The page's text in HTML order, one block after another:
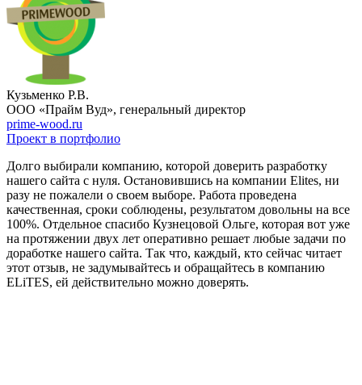
Кузьменко Р.В.
ООО «Прайм Вуд», генеральный директор
prime-wood.ru
Проект в портфолио
Долго выбирали компанию, которой доверить разработку
нашего сайта с нуля. Остановившись на компании Elites, ни
разу не пожалели о своем выборе. Работа проведена
качественная, сроки соблюдены, результатом довольны на все
100%. Отдельное спасибо Кузнецовой Ольге, которая вот уже
на протяжении двух лет оперативно решает любые задачи по
доработке нашего сайта. Так что, каждый, кто сейчас читает
этот отзыв, не задумывайтесь и обращайтесь в компанию
ELiTES, ей действительно можно доверять.